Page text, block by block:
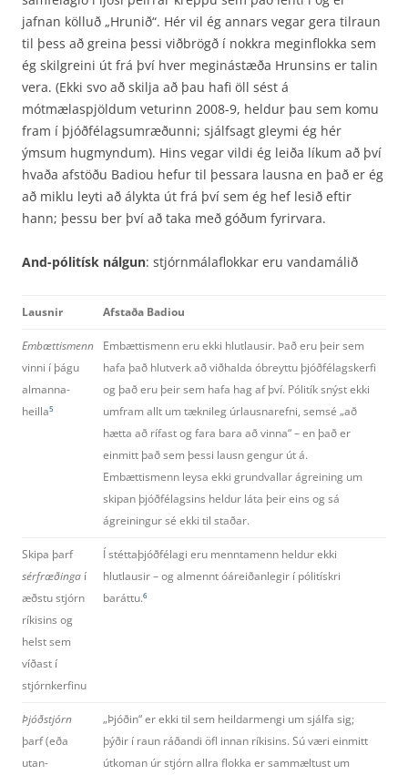
jafnan kölluð „Hrunið“. Hér vil ég annars vegar gera tilraun
til þess að greina þessi viðbrögð í nokkra meginflokka sem
ég skilgreini út frá því hver meginástæða Hrunsins er talin
vera. (Ekki svo að skilja að þau hafi öll sést á
mótmælaspjöldum veturinn 2008-9, heldur þau sem komu
fram í þjóðfélagsumræðunni; sjálfsagt gleymi ég hér
ýmsum hugmyndum). Hins vegar vildi ég leiða líkum að því
hvaða afstöðu Badiou hefur til þessara lausna en það er ég
að miklu leyti að álykta út frá því sem ég hef lesið eftir
hann; þessu ber því að taka með góðum fyrirvara.
And-pólitísk nálgun: stjórnmálaflokkar eru vandamálið
Lausnir Afstaða Badiou
Embættismenn
vinni í þágu
almanna­
heilla5
Embættismenn eru ekki hlutlausir. Það eru þeir sem
hafa það hlutverk að viðhalda óbreyttu þjóðfélagskerfi
og það eru þeir sem hafa hag af því. Pólitík snýst ekki
umfram allt um tæknileg úrlausnarefni, semsé „að
hætta að rífast og fara bara að vinna“ – en það er
einmitt það sem þessi lausn gengur út á.
Embættismenn leysa ekki grundvallar ágreining um
skipan þjóðfélagsins heldur láta þeir eins og sá
ágreiningur sé ekki til staðar.
Skipa þarf
sérfræðinga í
æðstu stjórn
ríkisins og
helst sem
víðast í
stjórnkerfinu
Í stéttaþjóðfélagi eru menntamenn heldur ekki
hlutlausir – og almennt óáreiðanlegir í pólitískri
baráttu.6
Þjóðstjórn
þarf (eða
utan­
„Þjóðin“ er ekki til sem heildarmengi um sjálfa sig;
þýðir í raun ráðandi öfl innan ríkisins. Sú væri einmitt
útkoman úr stjórn allra flokka er sammæltust um